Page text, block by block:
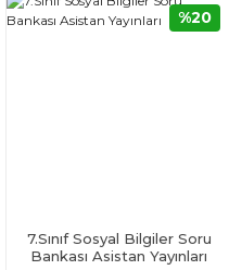
7.Sınıf Sosyal Bilgiler Soru
Bankası Asistan Yayınları
%20